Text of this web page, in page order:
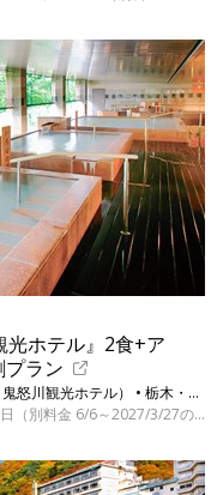
光ホテル』2食+ア
ラン
近畿日本ツーリスト（大江戸温泉物語PREMIUM 鬼怒川観光ホテル） • 栃木・日光（鬼怒川温泉）
6/7～7/17・8/23～2027/3/31の日～金曜の指定日（別料金 6/6～2027/3/27の指定日）